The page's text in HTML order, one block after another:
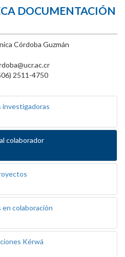
DOCUMENTACIÓN
Córdoba Guzmán
2511-4750
investigadoras
colaborador
colaboración
Kérwá